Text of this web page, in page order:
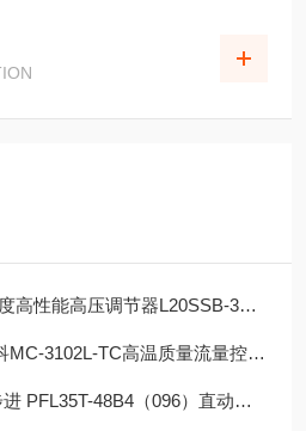
能高压调节器L20SSB-3W-102R06
3102L-TC高温质量流量控制器
48B4（096）直动式步进电机 简介